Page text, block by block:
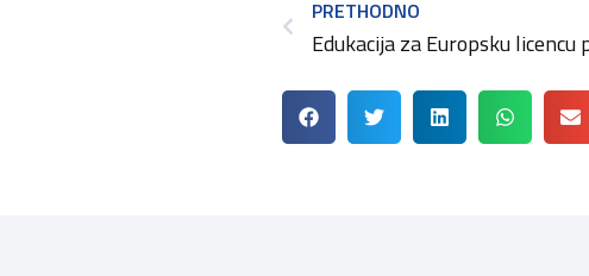
PRETHODNO